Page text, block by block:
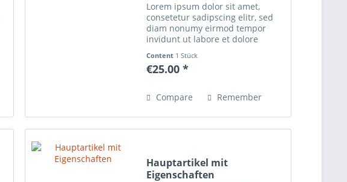
Lorem ipsum dolor sit amet,
consetetur sadipscing elitr, sed
diam nonumy eirmod tempor
invidunt ut labore et dolore
voluptua. At vero eos et accusam
et justo duo dolores et ea rebum.
Content 1 Stück
€25.00 *
Compare Remember
Hauptartikel mit
Eigenschaften